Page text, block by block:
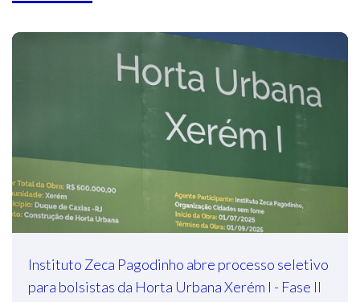
Instituto Zeca Pagodinho abre processo seletivo
para bolsistas da Horta Urbana Xerém I - Fase II